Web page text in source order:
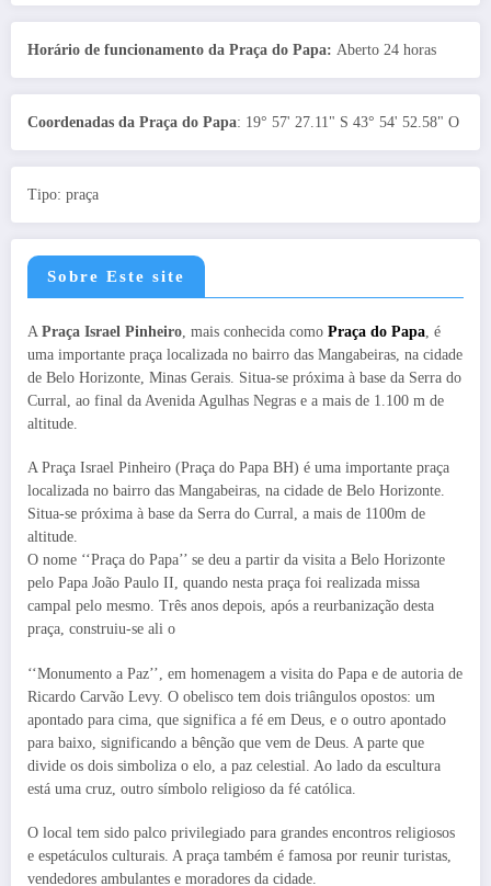
Horário de funcionamento da Praça do Papa: Aberto 24 horas
Coordenadas da Praça do Papa: 19° 57' 27.11" S 43° 54' 52.58" O
Tipo: praça
Sobre Este site
A Praça Israel Pinheiro, mais conhecida como Praça do Papa, é
uma importante praça localizada no bairro das Mangabeiras, na cidade
de Belo Horizonte, Minas Gerais. Situa-se próxima à base da Serra do
Curral, ao final da Avenida Agulhas Negras e a mais de 1.100 m de
altitude.
A Praça Israel Pinheiro (Praça do Papa BH) é uma importante praça
localizada no bairro das Mangabeiras, na cidade de Belo Horizonte.
Situa-se próxima à base da Serra do Curral, a mais de 1100m de
altitude.
O nome ‘‘Praça do Papa’’ se deu a partir da visita a Belo Horizonte
pelo Papa João Paulo II, quando nesta praça foi realizada missa
campal pelo mesmo. Três anos depois, após a reurbanização desta
praça, construiu-se ali o
‘‘Monumento a Paz’’, em homenagem a visita do Papa e de autoria de
Ricardo Carvão Levy. O obelisco tem dois triângulos opostos: um
apontado para cima, que significa a fé em Deus, e o outro apontado
para baixo, significando a bênção que vem de Deus. A parte que
divide os dois simboliza o elo, a paz celestial. Ao lado da escultura
está uma cruz, outro símbolo religioso da fé católica.
O local tem sido palco privilegiado para grandes encontros religiosos
e espetáculos culturais. A praça também é famosa por reunir turistas,
vendedores ambulantes e moradores da cidade.